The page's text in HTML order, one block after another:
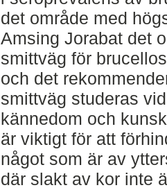
det område med
Amsing Jorabat det
smittväg för
och det
smittväg studeras
kännedom och
är viktigt för att
något som är av
där slakt av kor inte